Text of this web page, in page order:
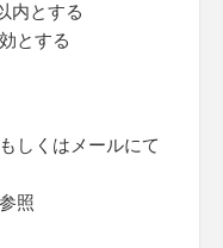
内とする
とする
しくはメールにて
照